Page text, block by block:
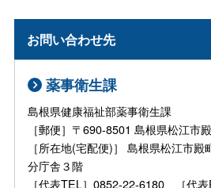
お問い合わせ先
薬事衛生課
島根県健康福祉部薬事衛生課
［郵便］〒690-8501 島根県松江市
［所在地(宅配便)］ 島根県松江市
分庁舎３階
［代表TEL］0852-22-6180 ［代